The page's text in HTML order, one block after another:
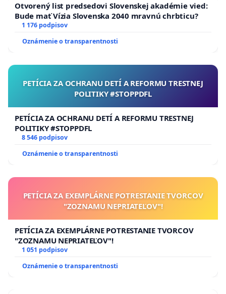
Otvorený list predsedovi Slovenskej akadémie vied:
Bude mať Vízia Slovenska 2040 mravnú chrbticu?
1 176 podpisov
Oznámenie o transparentnosti
PETÍCIA ZA OCHRANU DETÍ A REFORMU TRESTNEJ
POLITIKY #STOPPDFL
PETÍCIA ZA OCHRANU DETÍ A REFORMU TRESTNEJ
POLITIKY #STOPPDFL
8 546 podpisov
Oznámenie o transparentnosti
PETÍCIA ZA EXEMPLÁRNE POTRESTANIE TVORCOV
"ZOZNAMU NEPRIATEĽOV"!
PETÍCIA ZA EXEMPLÁRNE POTRESTANIE TVORCOV
"ZOZNAMU NEPRIATEĽOV"!
1 051 podpisov
Oznámenie o transparentnosti